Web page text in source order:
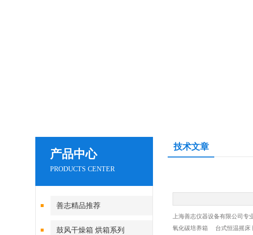
产品中心
PRODUCTS CENTER
善志精品推荐
鼓风干燥箱 烘箱系列
技术文章
上海善志仪器设备有限公司专
氧化碳培养箱 台式恒温摇床